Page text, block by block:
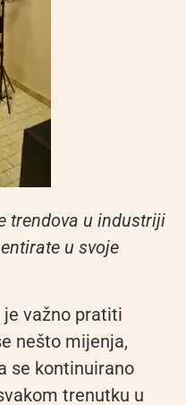
trendova u industriji
u svoje
je važno pratiti
nešto mijenja,
se kontinuirano
trenutku u